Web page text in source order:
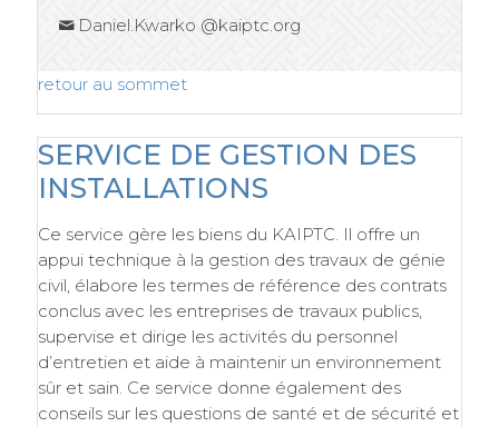
Daniel.Kwarko @kaiptc.org
retour au sommet
SERVICE DE GESTION DES
INSTALLATIONS
Ce service gère les biens du KAIPTC. Il offre un
appui technique à la gestion des travaux de génie
civil, élabore les termes de référence des contrats
conclus avec les entreprises de travaux publics,
supervise et dirige les activités du personnel
d’entretien et aide à maintenir un environnement
sûr et sain. Ce service donne également des
conseils sur les questions de santé et de sécurité et